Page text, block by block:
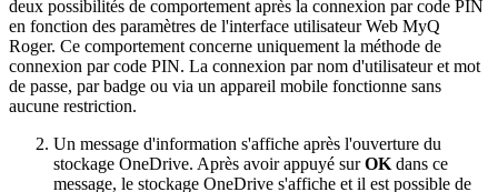
deux possibilités de comportement après la connexion par code PIN
en fonction des paramètres de l'interface utilisateur Web MyQ
Roger. Ce comportement concerne uniquement la méthode de
connexion par code PIN. La connexion par nom d'utilisateur et mot
de passe, par badge ou via un appareil mobile fonctionne sans
aucune restriction.
Un message d'information s'affiche après l'ouverture du
stockage OneDrive. Après avoir appuyé surOK dans ce
message, le stockage OneDrive s'affiche et il est possible de